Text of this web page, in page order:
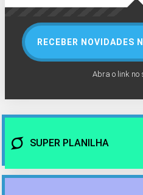
RECEBER NOVIDADES
Abra o link no
SUPER PLANILHA